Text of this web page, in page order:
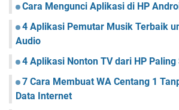
Cara Mengunci Aplikasi di HP
4 Aplikasi Pemutar Musik Terbaik
Audio
4 Aplikasi Nonton TV dari HP Paling
7 Cara Membuat WA Centang 1
Data Internet